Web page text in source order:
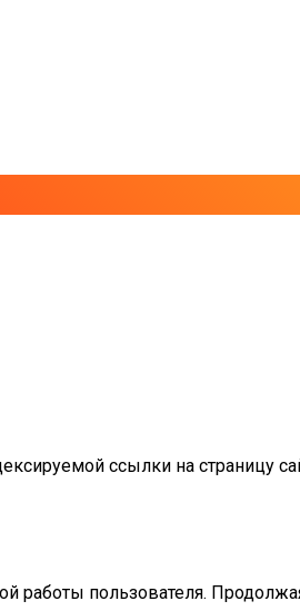
ссылки на страницу
работы пользователя.